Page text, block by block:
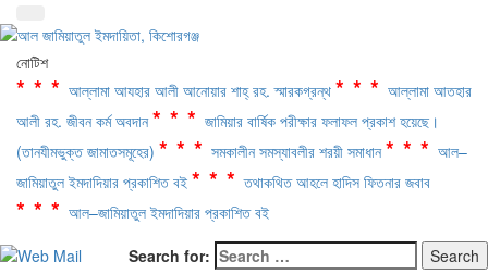
নোটিশ
*** আল্লামা আযহার আলী আনোয়ার শাহ্‌ রহ. স্মারকগ্রন্থ *** আল্লামা আতহার
আলী রহ. জীবন কর্ম অবদান *** জামিয়ার বার্ষিক পরীক্ষার ফলাফল প্রকাশ হয়েছে।
(তানযীমভুক্ত জামাতসমূহের) *** সমকালীন সমস্যাবলীর শরয়ী সমাধান *** আল–
জামিয়াতুল ইমদাদিয়ার প্রকাশিত বই ***তথাকথিত আহলে হাদিস ফিতনার জবাব
*** আল–জামিয়াতুল ইমদাদিয়ার প্রকাশিত বই
Search for: